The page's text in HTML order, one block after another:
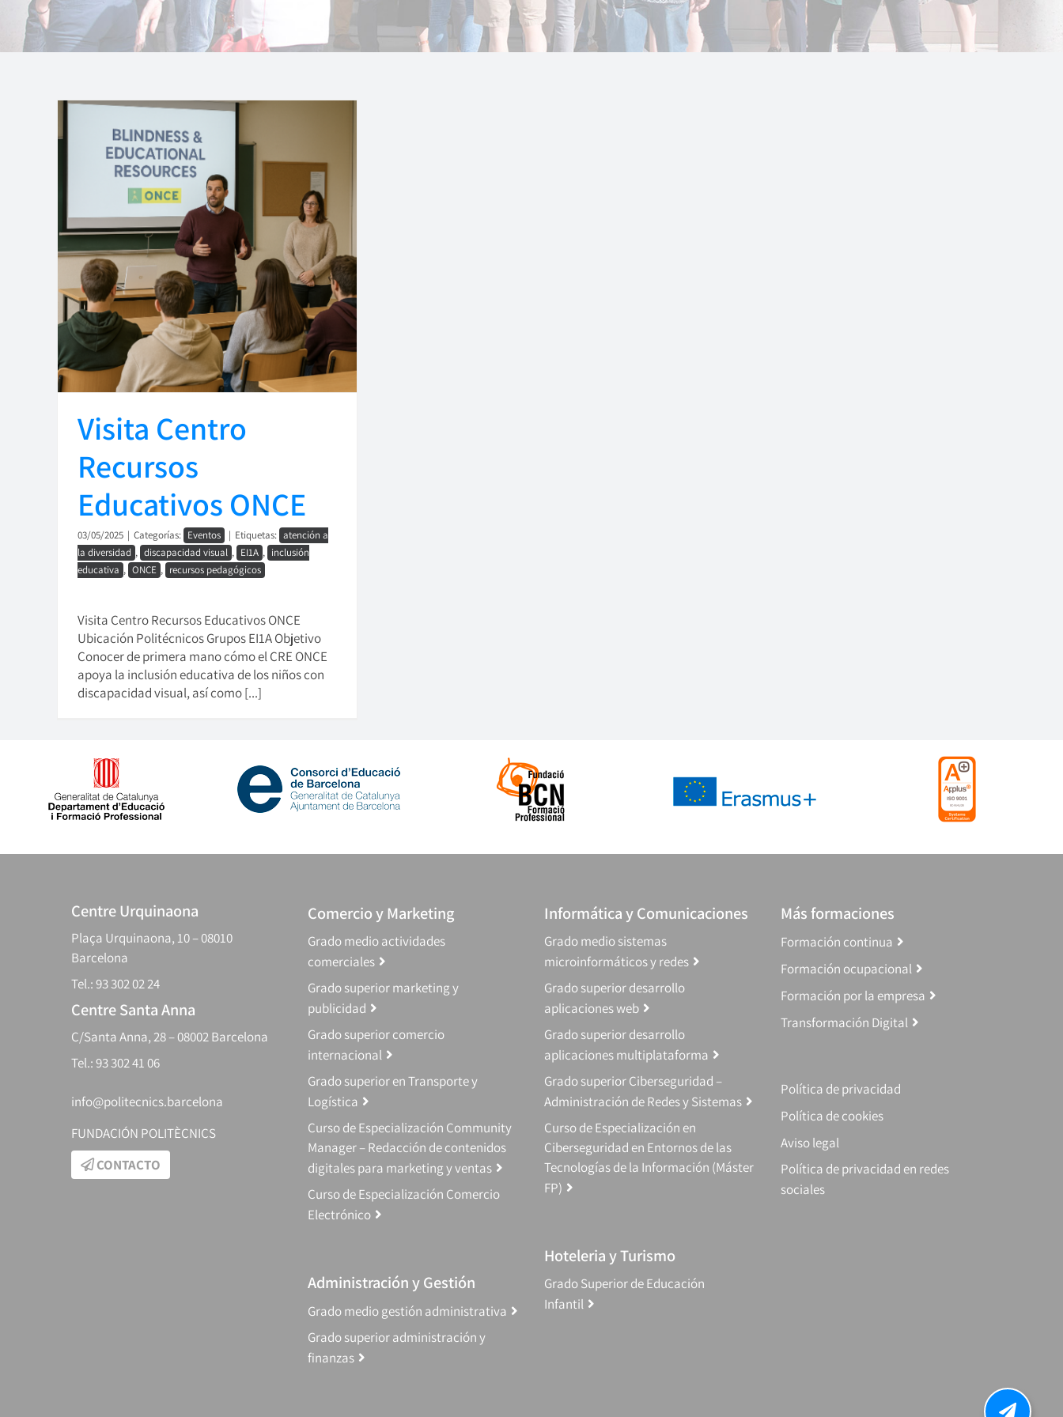
Visita Centro
Recursos
Educativos ONCE
03/05/2025 | Categorías: Eventos | Etiquetas: atención a
la diversidad , discapacidad visual , EI1A , inclusión
educativa , ONCE , recursos pedagógicos
Visita Centro Recursos Educativos ONCE
Ubicación Politécnicos Grupos EI1A Objetivo
Conocer de primera mano cómo el CRE ONCE
apoya la inclusión educativa de los niños con
discapacidad visual, así como [...]
Centre Urquinaona
Plaça Urquinaona, 10 – 08010
Barcelona
Tel.: 93 302 02 24
Centre Santa Anna
C/Santa Anna, 28 – 08002 Barcelona
Tel.: 93 302 41 06
info@politecnics.barcelona
FUNDACIÓN POLITÈCNICS
CONTACTO
Comercio y Marketing
Grado medio actividades
comerciales
Grado superior marketing y
publicidad
Grado superior comercio
internacional
Grado superior en Transporte y
Logística
Curso de Especialización Community
Manager – Redacción de contenidos
digitales para marketing y ventas
Curso de Especialización Comercio
Electrónico
Administración y Gestión
Grado medio gestión administrativa
Grado superior administración y
finanzas
Informática y Comunicaciones
Grado medio sistemas
microinformáticos y redes
Grado superior desarrollo
aplicaciones web
Grado superior desarrollo
aplicaciones multiplataforma
Grado superior Ciberseguridad –
Administración de Redes y Sistemas
Curso de Especialización en
Ciberseguridad en Entornos de las
Tecnologías de la Información (Máster
FP)
Hoteleria y Turismo
Grado Superior de Educación
Infantil
Más formaciones
Formación continua
Formación ocupacional
Formación por la empresa
Transformación Digital
Política de privacidad
Política de cookies
Aviso legal
Política de privacidad en redes
sociales